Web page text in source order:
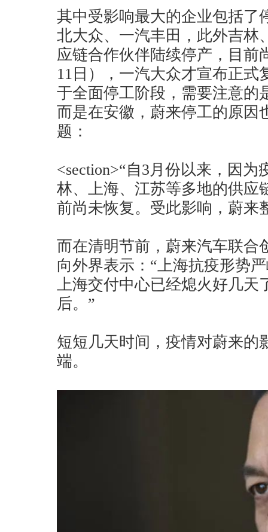
其中受影响最大的企业包括了
北大众、一汽丰田，此外吉林
应链合作伙伴陆续停产，目前
11日），一汽大众才宣布正式
于全面停工阶段，需要注意的
而是在安徽，蔚来停工的原因
题：
<section>“自3月份以来，因
林、上海、江苏等多地的供应
前尚未恢复。受此影响，蔚来
而在清明节前，蔚来汽车联合
向外界表示：“上海抗疫形势
上海交付中心已经熄火好几
后。”
短短几天时间，疫情对蔚来的
端。